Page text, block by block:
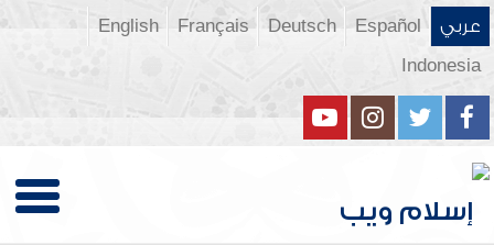
عربي Español
Deutsch
Français
English
Indonesia